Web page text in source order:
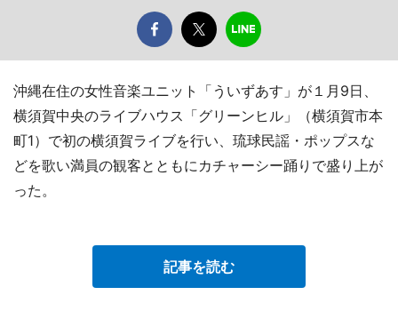
沖縄在住の女性音楽ユニット「ういずあす」が１月9日、
横須賀中央のライブハウス「グリーンヒル」（横須賀市本
町1）で初の横須賀ライブを行い、琉球民謡・ポップスな
どを歌い満員の観客とともにカチャーシー踊りで盛り上が
った。
記事を読む